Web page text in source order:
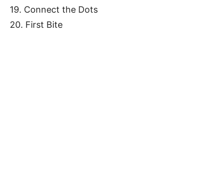
19. Connect the Dots
20. First Bite